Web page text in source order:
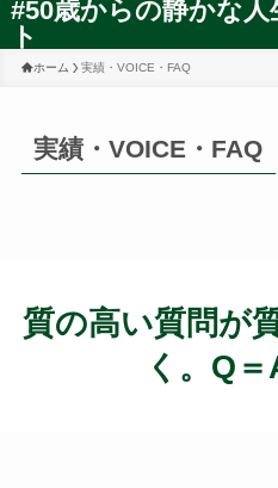
#50歳からの静かな
ト
ホーム 実績・VOICE・FAQ
実績・VOICE・FAQ
質の高い質問が
く。Q